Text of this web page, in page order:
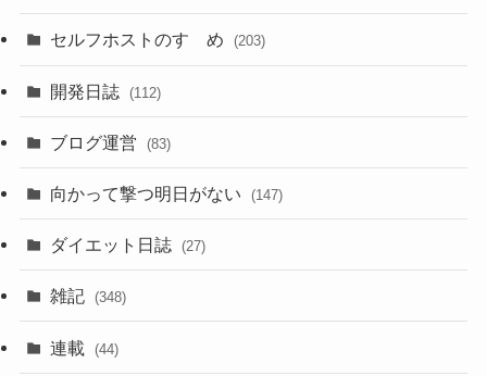
セルフホストのすゝめ (203)
開発日誌 (112)
ブログ運営 (83)
向かって撃つ明日がない (147)
ダイエット日誌 (27)
雑記 (348)
連載 (44)